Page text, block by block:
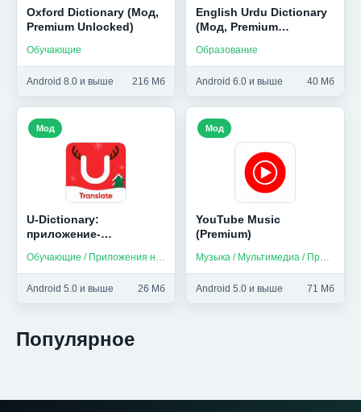
Oxford Dictionary (Мод,
Premium Unlocked)
Обучающие
Android 8.0 и выше 216 Мб
English Urdu Dictionary
(Мод, Premium
Образование
Android 6.0 и выше 40 Мб
U-Dictionary:
приложение-
словарем (Мод,
Unlocked)
Обучающие / Приложения на русском
Android 5.0 и выше 26 Мб
Мод
YouTube Music
(Premium)
Музыка / Мультимедиа / Приложения на русском
Android 5.0 и выше 71 Мб
Мод
Популярное